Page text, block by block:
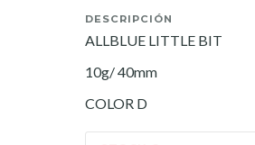
DESCRIPCIÓN
ALLBLUE LITTLE BIT
10g/ 40mm
COLOR D